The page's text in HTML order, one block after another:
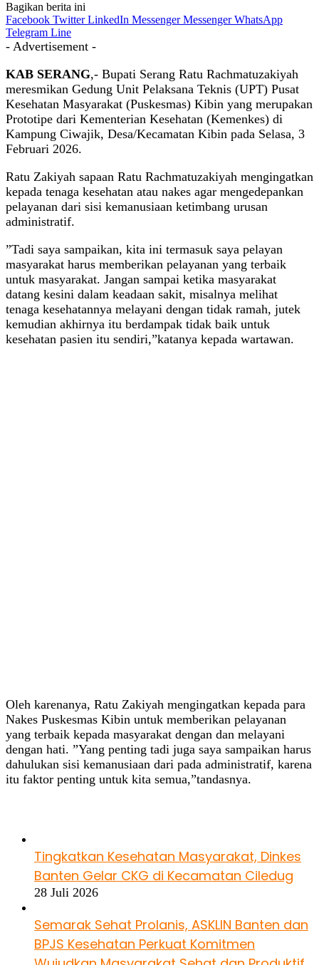
Bagikan berita ini
Facebook Twitter LinkedIn Messenger Messenger WhatsApp
Telegram Line
- Advertisement -
KAB SERANG,- Bupati Serang Ratu Rachmatuzakiyah
meresmikan Gedung Unit Pelaksana Teknis (UPT) Pusat
Kesehatan Masyarakat (Puskesmas) Kibin yang merupakan
Prototipe dari Kementerian Kesehatan (Kemenkes) di
Kampung Ciwajik, Desa/Kecamatan Kibin pada Selasa, 3
Februari 2026.
Ratu Zakiyah sapaan Ratu Rachmatuzakiyah mengingatkan
kepada tenaga kesehatan atau nakes agar mengedepankan
pelayanan dari sisi kemanusiaan ketimbang urusan
administratif.
”Tadi saya sampaikan, kita ini termasuk saya pelayan
masyarakat harus memberikan pelayanan yang terbaik
untuk masyarakat. Jangan sampai ketika masyarakat
datang kesini dalam keadaan sakit, misalnya melihat
tenaga kesehatannya melayani dengan tidak ramah, jutek
kemudian akhirnya itu berdampak tidak baik untuk
kesehatan pasien itu sendiri,”katanya kepada wartawan.
Oleh karenanya, Ratu Zakiyah mengingatkan kepada para
Nakes Puskesmas Kibin untuk memberikan pelayanan
yang terbaik kepada masyarakat dengan dan melayani
dengan hati. ”Yang penting tadi juga saya sampaikan harus
dahulukan sisi kemanusiaan dari pada administratif, karena
itu faktor penting untuk kita semua,”tandasnya.
Tingkatkan Kesehatan Masyarakat, Dinkes
Banten Gelar CKG di Kecamatan Ciledug
28 Juli 2026
Semarak Sehat Prolanis, ASKLIN Banten dan
BPJS Kesehatan Perkuat Komitmen